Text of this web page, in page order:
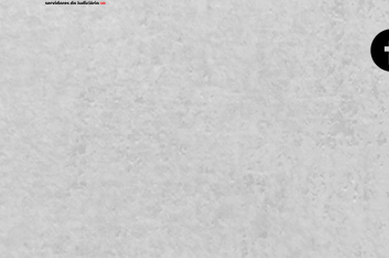
Portaria Nº 10.855/2026
sobre a atualização da
concessão do auxílio-saúde
para servidores/as ativos/as e
inativos/as
de